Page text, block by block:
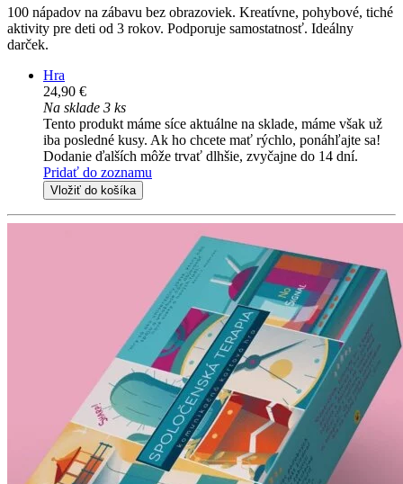
100 nápadov na zábavu bez obrazoviek. Kreatívne, pohybové, tiché
aktivity pre deti od 3 rokov. Podporuje samostatnosť. Ideálny
darček.
Hra
24,90 €
Na sklade 3 ks
Tento produkt máme síce aktuálne na sklade, máme však už
iba posledné kusy. Ak ho chcete mať rýchlo, ponáhľajte sa!
Dodanie ďalších môže trvať dlhšie, zvyčajne do 14 dní.
Pridať do zoznamu
Vložiť do košíka